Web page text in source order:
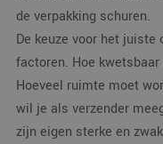
de verpakking schuren.
De keuze voor het
factoren. Hoe
Hoeveel ruimte moet
wil je als verzender
zijn eigen sterke en